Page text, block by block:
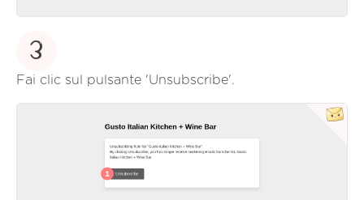
3
Fai clic sul pulsante 'Unsubscribe'.